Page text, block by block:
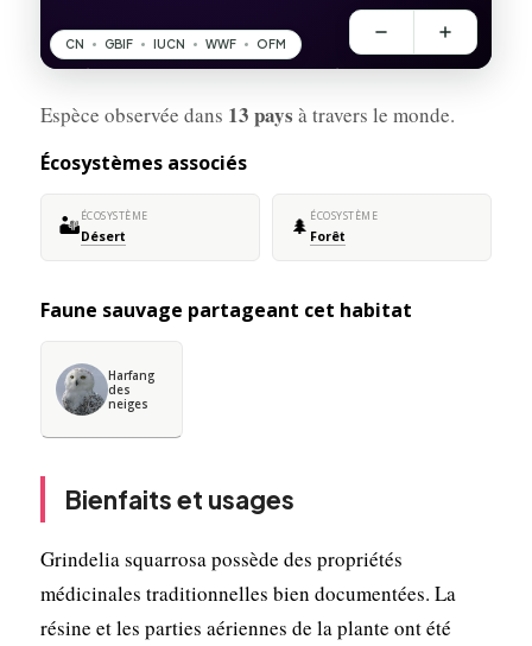
Espèce observée dans 13 pays à travers le monde.
Écosystèmes associés
🏜️ÉCOSYSTÈME
Désert 🌲 ÉCOSYSTÈME
Forêt
Faune sauvage partageant cet habitat
Harfang
des
neiges
Bienfaits et usages
Grindelia squarrosa possède des propriétés
médicinales traditionnelles bien documentées. La
résine et les parties aériennes de la plante ont été